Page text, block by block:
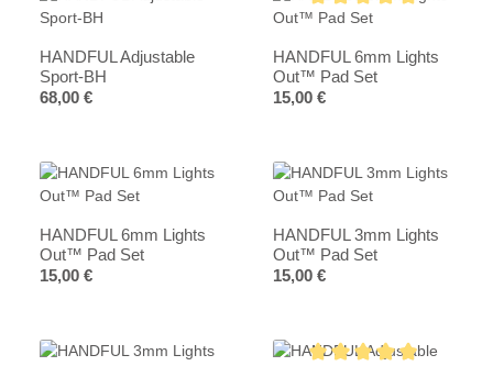
HANDFUL Adjustable
Sport-BH
Regulärer Preis:
68,00 €
Durchschnittliche Bewertung
HANDFUL 6mm Lights
Out™ Pad Set
Regulärer Preis:
15,00 €
HANDFUL 6mm Lights
Out™ Pad Set
Regulärer Preis:
15,00 €
HANDFUL 3mm Lights
Out™ Pad Set
Regulärer Preis:
15,00 €